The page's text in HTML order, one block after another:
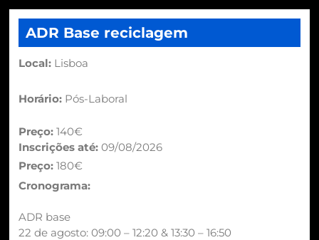
ADR Base reciclagem
Local: Lisboa
Horário: Pós-Laboral
Preço:140€
Inscrições até:09/08/2026
Preço:180€
Cronograma:
ADR base
22 de agosto: 09:00 – 12:20 & 13:30 – 16:50